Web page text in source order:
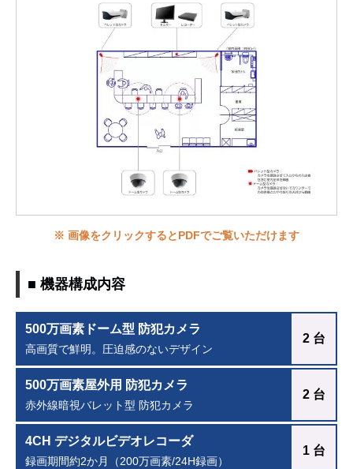
※ 画像をクリックするとPDFでご覧いただけます
■ 機器構成内容
500万画素ドーム型 防犯カメラ
高画質で鮮明。圧迫感のないデザイン
2 台
500万画素屋外用 防犯カメラ
赤外線暗視バレット型 防犯カメラ
2 台
4CH デジタルビデオレコーダ
録画期間約2か月（200万画素/24H録画）
1 台